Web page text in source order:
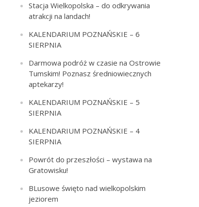
Stacja Wielkopolska – do odkrywania
atrakcji na landach!
KALENDARIUM POZNAŃSKIE – 6
SIERPNIA
Darmowa podróż w czasie na Ostrowie
Tumskim! Poznasz średniowiecznych
aptekarzy!
KALENDARIUM POZNAŃSKIE – 5
SIERPNIA
KALENDARIUM POZNAŃSKIE – 4
SIERPNIA
Powrót do przeszłości – wystawa na
Gratowisku!
BLusowe święto nad wielkopolskim
jeziorem